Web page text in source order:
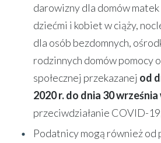
darowizny dla domów matek
dziećmi i kobiet w ciąży,
dla osób bezdomnych,
rodzinnych domów pomocy
społecznej przekazanej od
2020 r. do dnia 30 września
przeciwdziałanie COVID-
Podatnicy mogą również od